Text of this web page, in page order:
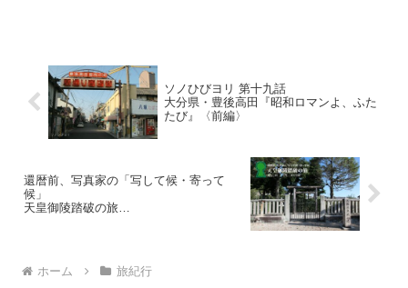
ソノひびヨリ 第十九話
大分県・豊後高田『昭和ロマンよ、ふた
たび』〈前編〉
還暦前、写真家の「写して候・寄って
候」
天皇御陵踏破の旅
ホーム 旅紀行